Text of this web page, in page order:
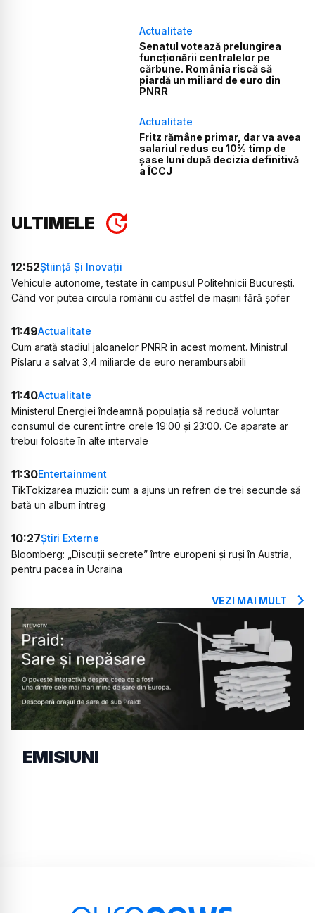
Actualitate
Senatul votează prelungirea
funcționării centralelor pe
cărbune. România riscă să
piardă un miliard de euro din
PNRR
Actualitate
Fritz rămâne primar, dar va avea
salariul redus cu 10% timp de
șase luni după decizia definitivă
a ÎCCJ
ULTIMELE
12:52Știință Și Inovații
Vehicule autonome, testate în campusul Politehnicii București.
Când vor putea circula românii cu astfel de mașini fără șofer
11:49Actualitate
Cum arată stadiul jaloanelor PNRR în acest moment. Ministrul
Pîslaru a salvat 3,4 miliarde de euro nerambursabili
11:40Actualitate
Ministerul Energiei îndeamnă populația să reducă voluntar
consumul de curent între orele 19:00 și 23:00. Ce aparate ar
trebui folosite în alte intervale
11:30Entertainment
TikTokizarea muzicii: cum a ajuns un refren de trei secunde să
bată un album întreg
10:27Știri Externe
Bloomberg: „Discuții secrete” între europeni și ruși în Austria,
pentru pacea în Ucraina
VEZI MAI MULT
EMISIUNI